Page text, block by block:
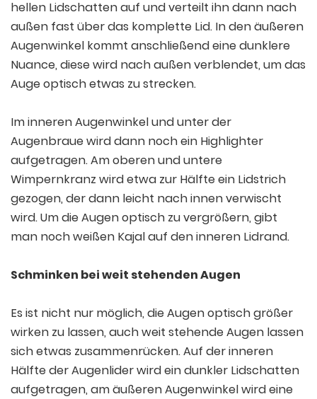
hellen Lidschatten auf und verteilt ihn dann nach
außen fast über das komplette Lid. In den äußeren
Augenwinkel kommt anschließend eine dunklere
Nuance, diese wird nach außen verblendet, um das
Auge optisch etwas zu strecken.
Im inneren Augenwinkel und unter der
Augenbraue wird dann noch ein Highlighter
aufgetragen. Am oberen und untere
Wimpernkranz wird etwa zur Hälfte ein Lidstrich
gezogen, der dann leicht nach innen verwischt
wird. Um die Augen optisch zu vergrößern, gibt
man noch weißen Kajal auf den inneren Lidrand.
Schminken bei weit stehenden Augen
Es ist nicht nur möglich, die Augen optisch größer
wirken zu lassen, auch weit stehende Augen lassen
sich etwas zusammenrücken. Auf der inneren
Hälfte der Augenlider wird ein dunkler Lidschatten
aufgetragen, am äußeren Augenwinkel wird eine